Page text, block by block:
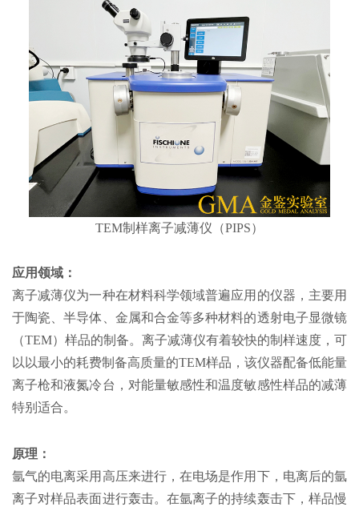
TEM制样离子减薄仪（PIPS）
应用领域：
离子减薄仪为一种在材料科学领域普遍应用的仪器，主要用
于陶瓷、半导体、金属和合金等多种材料的透射电子显微镜
（TEM）样品的制备。离子减薄仪有着较快的制样速度，可
以以最小的耗费制备高质量的TEM样品，该仪器配备低能量
离子枪和液氮冷台，对能量敏感性和温度敏感性样品的减薄
特别适合。
原理：
氩气的电离采用高压来进行，在电场是作用下，电离后的氩
离子对样品表面进行轰击。在氩离子的持续轰击下，样品慢